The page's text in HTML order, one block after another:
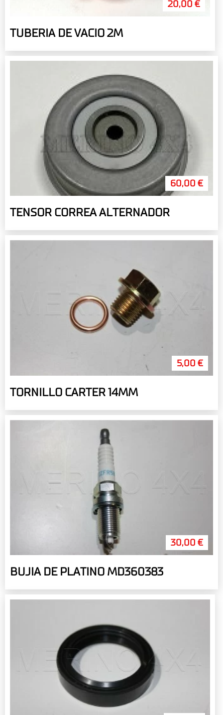
20,00 €
TUBERIA DE VACIO 2M
60,00 €
TENSOR CORREA ALTERNADOR
5,00 €
TORNILLO CARTER 14MM
30,00 €
BUJIA DE PLATINO MD360383